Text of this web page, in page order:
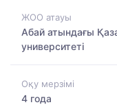
ЖОО атауы
Абай атындағы
университеті
Оқу мерзімі
4 года